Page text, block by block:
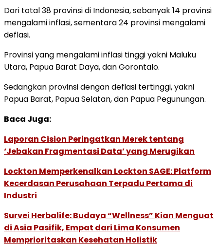
Dari total 38 provinsi di Indonesia, sebanyak 14 provinsi
mengalami inflasi, sementara 24 provinsi mengalami
deflasi.
Provinsi yang mengalami inflasi tinggi yakni Maluku
Utara, Papua Barat Daya, dan Gorontalo.
Sedangkan provinsi dengan deflasi tertinggi, yakni
Papua Barat, Papua Selatan, dan Papua Pegunungan.
Baca Juga:
Laporan Cision Peringatkan Merek tentang
‘Jebakan Fragmentasi Data’ yang Merugikan
Lockton Memperkenalkan Lockton SAGE: Platform
Kecerdasan Perusahaan Terpadu Pertama di
Industri
Survei Herbalife: Budaya “Wellness” Kian Menguat
di Asia Pasifik, Empat dari Lima Konsumen
Memprioritaskan Kesehatan Holistik